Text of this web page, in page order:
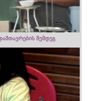
შემდეგ